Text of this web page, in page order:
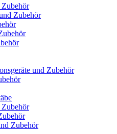
Zubehör
und Zubehör
Zubehör